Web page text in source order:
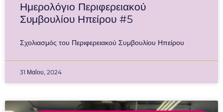
Ημερολόγιο Περιφερειακού
Συμβουλίου Ηπείρου #5
Σχολιασμός του Περιφερειακού Συμβουλίου Ηπείρου
31 Μαΐου, 2024